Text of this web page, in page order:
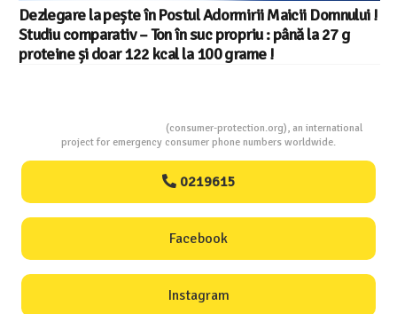
Maicii Domnului !
până la 27 g
(consumer-protection.org), an international
project for emergency consumer phone numbers worldwide.
0219615
Facebook
Instagram